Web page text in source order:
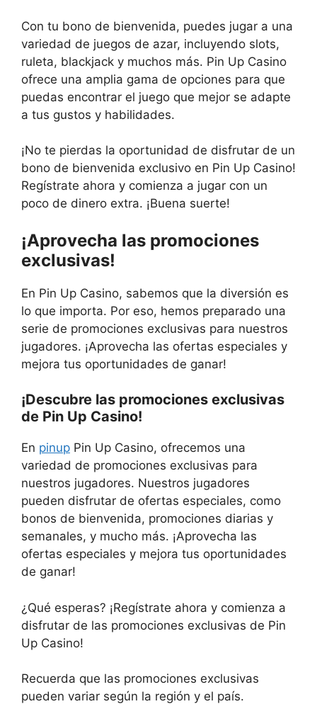
Con tu bono de bienvenida, puedes jugar a una
variedad de juegos de azar, incluyendo slots,
ruleta, blackjack y muchos más. Pin Up Casino
ofrece una amplia gama de opciones para que
puedas encontrar el juego que mejor se adapte
a tus gustos y habilidades.
¡No te pierdas la oportunidad de disfrutar de un
bono de bienvenida exclusivo en Pin Up Casino!
Regístrate ahora y comienza a jugar con un
poco de dinero extra. ¡Buena suerte!
¡Aprovecha las promociones
exclusivas!
En Pin Up Casino, sabemos que la diversión es
lo que importa. Por eso, hemos preparado una
serie de promociones exclusivas para nuestros
jugadores. ¡Aprovecha las ofertas especiales y
mejora tus oportunidades de ganar!
¡Descubre las promociones exclusivas
de Pin Up Casino!
En pinup Pin Up Casino, ofrecemos una
variedad de promociones exclusivas para
nuestros jugadores. Nuestros jugadores
pueden disfrutar de ofertas especiales, como
bonos de bienvenida, promociones diarias y
semanales, y mucho más. ¡Aprovecha las
ofertas especiales y mejora tus oportunidades
de ganar!
¿Qué esperas? ¡Regístrate ahora y comienza a
disfrutar de las promociones exclusivas de Pin
Up Casino!
Recuerda que las promociones exclusivas
pueden variar según la región y el país.